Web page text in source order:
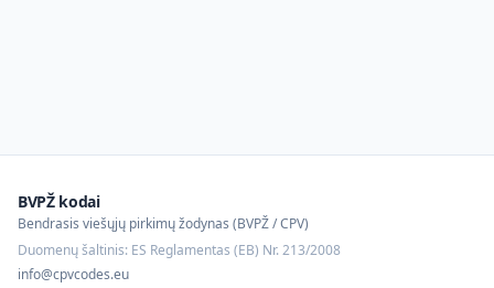
BVPŽ kodai
Bendrasis viešųjų pirkimų žodynas (BVPŽ / CPV)
Duomenų šaltinis: ES Reglamentas (EB) Nr. 213/2008
info@cpvcodes.eu